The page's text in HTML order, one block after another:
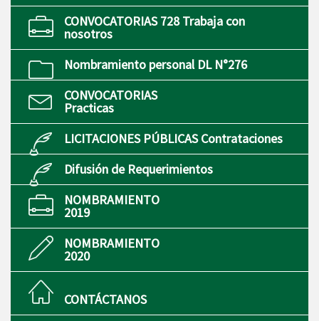
CONVOCATORIAS 728 Trabaja con
nosotros
Nombramiento personal DL N°276
CONVOCATORIAS
Practicas
LICITACIONES PÚBLICAS Contrataciones
Difusión de Requerimientos
NOMBRAMIENTO
2019
NOMBRAMIENTO
2020
CONTÁCTANOS